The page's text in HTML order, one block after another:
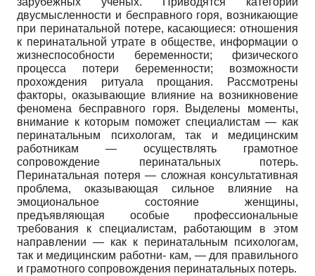
двусмысленности и бесправного горя, возникающие
при перинатальной потере, касающиеся: отношения
к перинатальной утрате в обществе, информации о
жизнеспособности беременности; физического
процесса потери беременности; возможности
прохождения ритуала прощания. Рассмотрены
факторы, оказывающие влияние на возникновение
феномена бесправного горя. Выделены моменты,
внимание к которым поможет специалистам — как
перинатальным психологам, так и медицинским
работникам — осуществлять грамотное
сопровождение перинатальных потерь.
Перинатальная потеря — сложная консультативная
проблема, оказывающая сильное влияние на
эмоциональное состояние женщины,
предъявляющая особые профессиональные
требования к специалистам, работающим в этом
направлении — как к перинатальным психологам,
так и медицинским работни- кам, — для правильного
и грамотного сопровождения перинатальных потерь.